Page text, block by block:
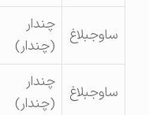
ساوجبلاغ
چندار
(چندار)
ساوجبلاغ
چندار
(چندار)